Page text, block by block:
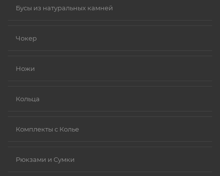
покрытия других металлов, таких как золото или
Золото (особенно высокой пробы, хотя даже
Платина.
Бусы из натуральных камней
Чокер
Ножи
Кольца
Комплекты с Колье
Рюкзами и Сумки